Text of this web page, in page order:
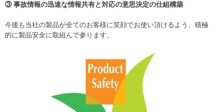
③ 事故情報の迅速な情報共有と対応の意思決定の仕組構築
今後も当社の製品が全てのお客様に笑顔でお使い頂けるよう、積極
的に製品安全に取組んで参ります。